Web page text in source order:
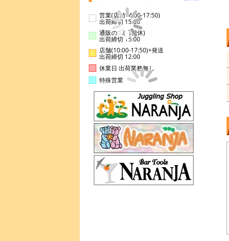
営業(店舗14:00-17:50)
出荷締切 15:00
通販のみ(店舗休)
出荷締切 15:00
店舗(10:00-17:50)+発送
出荷締切 12:00
休業日 出荷業務無し
特殊営業